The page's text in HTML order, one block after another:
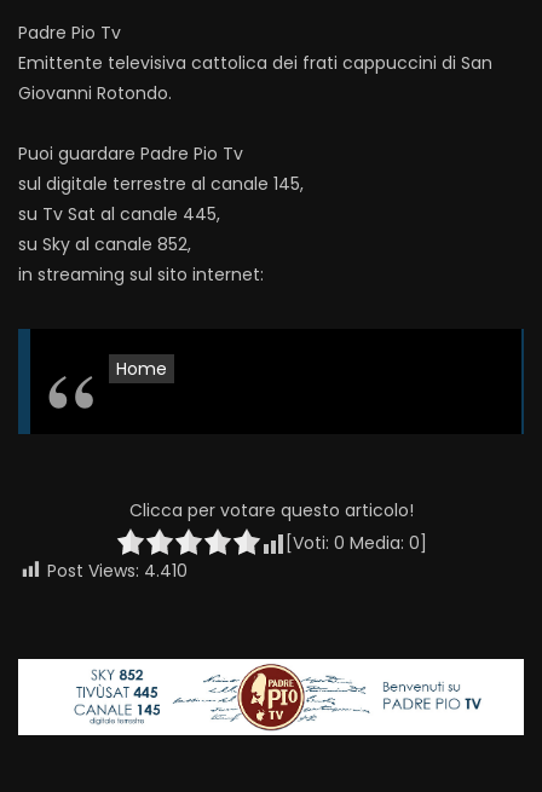
Padre Pio Tv
Emittente televisiva cattolica dei frati cappuccini di San
Giovanni Rotondo.
Puoi guardare Padre Pio Tv
sul digitale terrestre al canale 145,
su Tv Sat al canale 445,
su Sky al canale 852,
in streaming sul sito internet:
Home
Clicca per votare questo articolo!
[Voti: 0 Media: 0]
Post Views: 4.410